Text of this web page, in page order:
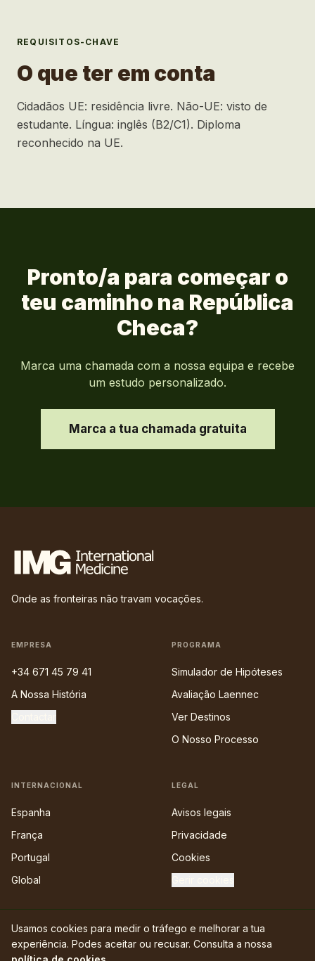
REQUISITOS-CHAVE
O que ter em conta
Cidadãos UE: residência livre. Não-UE: visto de
estudante. Língua: inglês (B2/C1). Diploma
reconhecido na UE.
Pronto/a para começar o
teu caminho na República
Checa?
Marca uma chamada com a nossa equipa e recebe
um estudo personalizado.
Marca a tua chamada gratuita
Onde as fronteiras não travam vocações.
EMPRESA
+34 671 45 79 41
A Nossa História
PROGRAMA
Simulador de Hipóteses
Avaliação Laennec
Ver Destinos
O Nosso Processo
INTERNACIONAL
Espanha
França
Portugal
Global
LEGAL
Avisos legais
Privacidade
Cookies
©2026International Medicine Group · MEDICINA POR EUROPA S.L.
Usamos cookies para medir o tráfego e melhorar a tua
experiência. Podes aceitar ou recusar. Consulta a nossa